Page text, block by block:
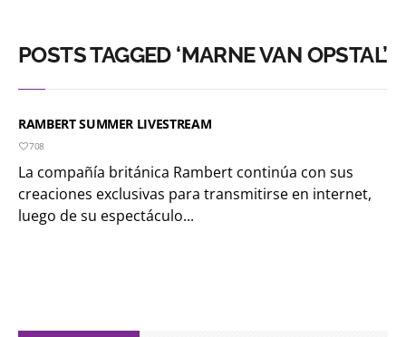
POSTS TAGGED ‘MARNE VAN OPSTAL’
RAMBERT SUMMER LIVESTREAM
708
La compañía británica Rambert continúa con sus
creaciones exclusivas para transmitirse en internet,
luego de su espectáculo...